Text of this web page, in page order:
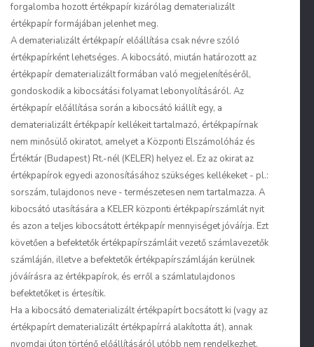
forgalomba hozott értékpapír kizárólag dematerializált
értékpapír formájában jelenhet meg.
A dematerializált értékpapír előállítása csak névre szóló
értékpapírként lehetséges. A kibocsátó, miután határozott az
értékpapír dematerializált formában való megjelenítéséről,
gondoskodik a kibocsátási folyamat lebonyolításáról. Az
értékpapír előállítása során a kibocsátó kiállít egy, a
dematerializált értékpapír kellékeit tartalmazó, értékpapírnak
nem minősülő okiratot, amelyet a Központi Elszámolóház és
Értéktár (Budapest) Rt.-nél (KELER) helyez el. Ez az okirat az
értékpapírok egyedi azonosításához szükséges kellékeket - pl.:
sorszám, tulajdonos neve - természetesen nem tartalmazza. A
kibocsátó utasítására a KELER központi értékpapírszámlát nyit
és azon a teljes kibocsátott értékpapír mennyiséget jóváírja. Ezt
követően a befektetők értékpapírszámláit vezető számlavezetők
számláján, illetve a befektetők értékpapírszámláján kerülnek
jóváírásra az értékpapírok, és erről a számlatulajdonos
befektetőket is értesítik.
Ha a kibocsátó dematerializált értékpapírt bocsátott ki (vagy az
értékpapírt dematerializált értékpapírrá alakította át), annak
nyomdai úton történő előállításáról utóbb nem rendelkezhet.